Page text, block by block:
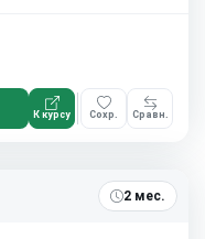
К курсу Сохр. Сравн.
2 мес.